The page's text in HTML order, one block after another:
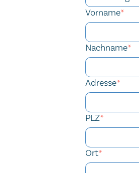
Vorname*
Nachname*
Adresse*
PLZ*
Ort*